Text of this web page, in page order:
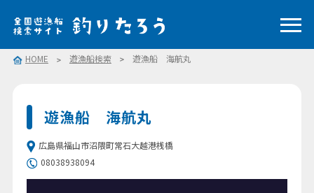
HOME 遊漁船検索 遊漁船 海航丸
遊漁船 海航丸
広島県福山市沼隈町常石大越港桟橋
08038938094